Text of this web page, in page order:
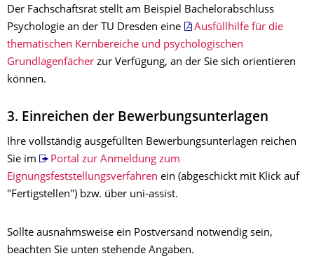
Der Fachschaftsrat stellt am Beispiel Bachelorabschluss
Psychologie an der TU Dresden eine
Ausfüllhilfe für die
thematischen Kernbereiche und psychologischen
Grundlagenfächer zur Verfügung, an der Sie sich orientieren
können.
3. Einreichen der Bewerbungsunterlagen
Ihre vollständig ausgefüllten Bewerbungsunterlagen reichen
Sie im
Portal zur Anmeldung zum
Eignungsfeststellungsverfahren ein (abgeschickt mit Klick auf
"Fertigstellen") bzw. über uni-assist.
Sollte ausnahmsweise ein Postversand notwendig sein,
beachten Sie unten stehende Angaben.